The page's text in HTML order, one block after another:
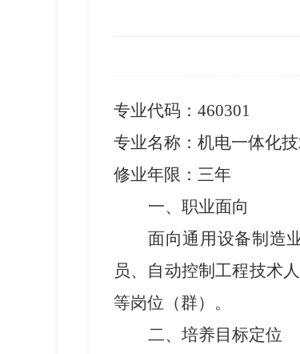
专业代码： 460301
专业名称： 机电一体化
修业年限：三年
一、职业面向
面向通用设备制造
员、自动控制工程技术
等岗位（群） 。
二、培养目标定位